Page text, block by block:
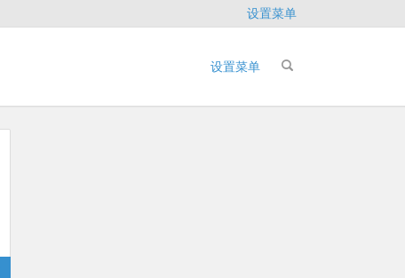
设置菜单
设置菜单